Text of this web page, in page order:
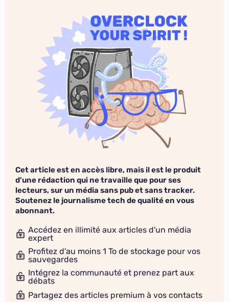
Cet article est en accès libre, mais il est le produit
d'une rédaction qui ne travaille que pour ses
lecteurs, sur un média sans pub et sans tracker.
Soutenez le journalisme tech de qualité en vous
abonnant.
Accédez en illimité aux articles d'un média
expert
Profitez d'au moins 1 To de stockage pour vos
sauvegardes
Intégrez la communauté et prenez part aux
débats
Partagez des articles premium à vos contacts